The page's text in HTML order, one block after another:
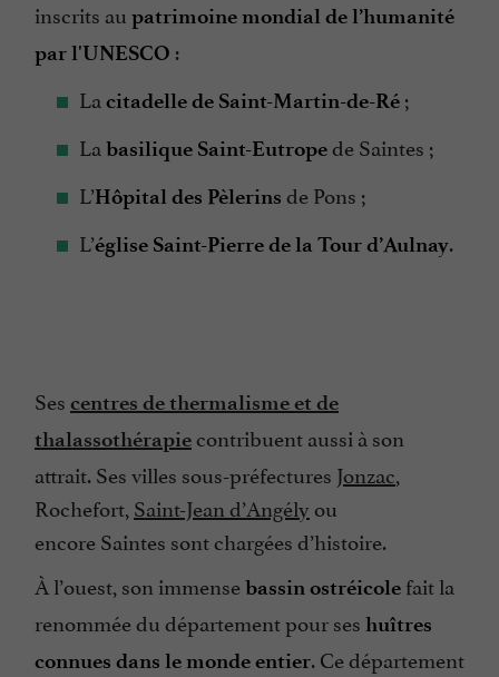
inscrits au patrimoine mondial de l’humanité
par l'UNESCO :
La citadelle de Saint-Martin-de-Ré ;
La basilique Saint-Eutropede Saintes ;
L’Hôpital des Pèlerins de Pons ;
L’église Saint-Pierre de la Tour d’Aulnay.
Ses centres de thermalisme et de
thalassothérapie contribuent aussi à son
attrait. Ses villes sous-préfectures Jonzac,
Rochefort, Saint-Jean d’Angély ou
encore Saintes sont chargées d’histoire.
À l’ouest, son immensebassin ostréicole fait la
renommée du département pour ses huîtres
connues dans le monde entier. Ce département